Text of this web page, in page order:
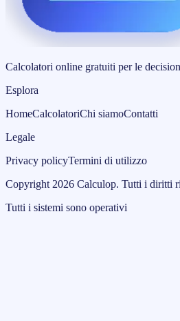
Calcolatori online gratuiti per le
Esplora
HomeCalcolatoriChi siamoContatti
Legale
Privacy policyTermini di utilizzo
Copyright 2026 Calculop. Tutti i diritti
Tutti i sistemi sono operativi